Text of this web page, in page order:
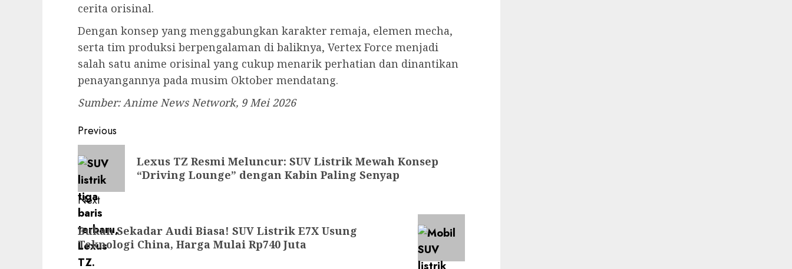
cerita orisinal.
Dengan konsep yang menggabungkan karakter remaja, elemen mecha,
serta tim produksi berpengalaman di baliknya, Vertex Force menjadi
salah satu anime orisinal yang cukup menarik perhatian dan dinantikan
penayangannya pada musim Oktober mendatang.
Sumber: Anime News Network, 9 Mei 2026
Post
navigation
Previous
Previous
post:
Lexus TZ Resmi Meluncur: SUV Listrik Mewah Konsep
“Driving Lounge” dengan Kabin Paling Senyap
Next
Next
post:
Bukan Sekadar Audi Biasa! SUV Listrik E7X Usung
Teknologi China, Harga Mulai Rp740 Juta